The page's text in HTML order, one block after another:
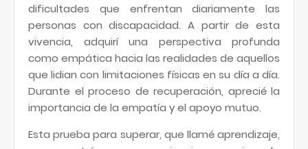
dificultades que enfrentan diariamente las
personas con discapacidad. A partir de esta
vivencia, adquirí una perspectiva profunda
como empática hacia las realidades de aquellos
que lidian con limitaciones físicas en su día a día.
Durante el proceso de recuperación, aprecié la
importancia de la empatía y el apoyo mutuo.
Esta prueba para superar, que llamé aprendizaje,